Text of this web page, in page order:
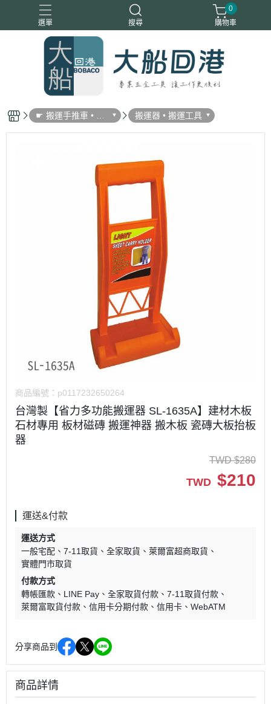
選單 搜尋
0
購物車
☛ 搬運手推車 • 買
菜車
搬運器 • 搬運工具
商品編號： p0117232650264
台灣製【省力多功能搬運器 SL-1635A】建材木板
石材專用 板材磁磚 搬運神器 搬木板 瓷磚大板抬板
器
TWD $280
TWD $210
運送&付款
運送方式
一般宅配
7-11取貨 全家取貨
萊爾富超商取貨
實體門市取貨
付款方式
轉帳匯款
LINE Pay 全家取貨付款
7-11取貨付款
萊爾富取貨付款
信用卡分期付款 信用卡 WebATM
分享商品到
商品詳情